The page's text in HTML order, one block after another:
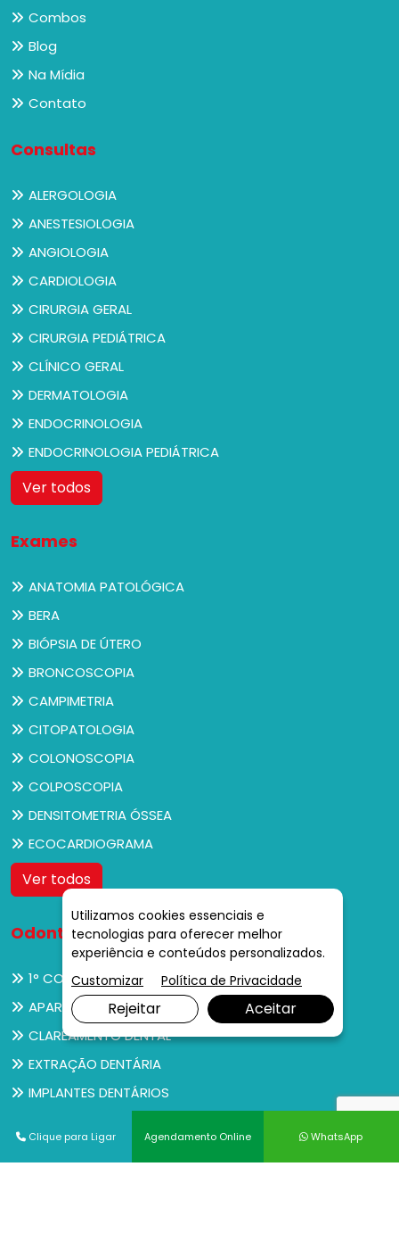
Combos
Blog
Na Mídia
Contato
Consultas
ALERGOLOGIA
ANESTESIOLOGIA
ANGIOLOGIA
CARDIOLOGIA
CIRURGIA GERAL
CIRURGIA PEDIÁTRICA
CLÍNICO GERAL
DERMATOLOGIA
ENDOCRINOLOGIA
ENDOCRINOLOGIA PEDIÁTRICA
Ver todos
Exames
ANATOMIA PATOLÓGICA
BERA
BIÓPSIA DE ÚTERO
BRONCOSCOPIA
CAMPIMETRIA
CITOPATOLOGIA
COLONOSCOPIA
COLPOSCOPIA
DENSITOMETRIA ÓSSEA
ECOCARDIOGRAMA
Ver todos
Odontologia
1° CONSULTA DO BEBÊ AO DENTISTA
APARELHO ORTODÔNTICO
CLAREAMENTO DENTAL
EXTRAÇÃO DENTÁRIA
IMPLANTES DENTÁRIOS
Clique para Ligar Agendamento Online WhatsApp
Utilizamos cookies essenciais e
tecnologias para oferecer melhor
experiência e conteúdos personalizados.
Customizar
Política de Privacidade
Rejeitar Aceitar